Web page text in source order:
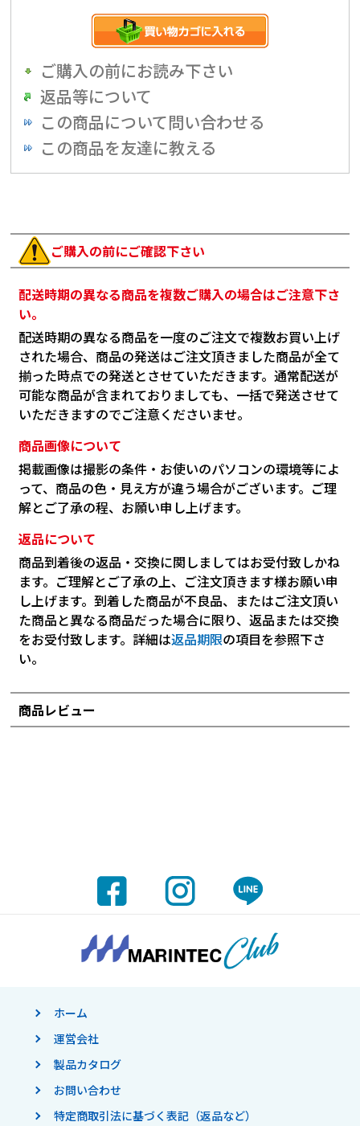
ご購入の前にお読み下さい
返品等について
この商品について問い合わせる
この商品を友達に教える
ご購入の前にご確認下さい
配送時期の異なる商品を複数ご購入の場合はご注意下さ
い。
配送時期の異なる商品を一度のご注文で複数お買い上げ
された場合、商品の発送はご注文頂きました商品が全て
揃った時点での発送とさせていただきます。通常配送が
可能な商品が含まれておりましても、一括で発送させて
いただきますのでご注意くださいませ。
商品画像について
掲載画像は撮影の条件・お使いのパソコンの環境等によ
って、商品の色・見え方が違う場合がございます。ご理
解とご了承の程、お願い申し上げます。
返品について
商品到着後の返品・交換に関しましてはお受付致しかね
ます。ご理解とご了承の上、ご注文頂きます様お願い申
し上げます。到着した商品が不良品、またはご注文頂い
た商品と異なる商品だった場合に限り、返品または交換
をお受付致します。詳細は返品期限の項目を参照下さ
い。
商品レビュー
ホーム
運営会社
製品カタログ
お問い合わせ
特定商取引法に基づく表記（返品など）